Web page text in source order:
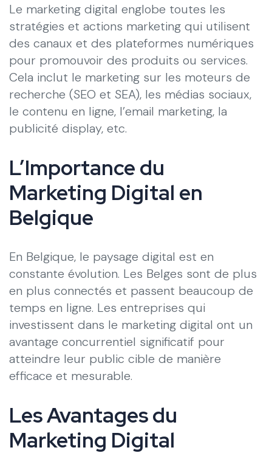
Le marketing digital englobe toutes les
stratégies et actions marketing qui utilisent
des canaux et des plateformes numériques
pour promouvoir des produits ou services.
Cela inclut le marketing sur les moteurs de
recherche (SEO et SEA), les médias sociaux,
le contenu en ligne, l’email marketing, la
publicité display, etc.
L’Importance du
Marketing Digital en
Belgique
En Belgique, le paysage digital est en
constante évolution. Les Belges sont de plus
en plus connectés et passent beaucoup de
temps en ligne. Les entreprises qui
investissent dans le marketing digital ont un
avantage concurrentiel significatif pour
atteindre leur public cible de manière
efficace et mesurable.
Les Avantages du
Marketing Digital